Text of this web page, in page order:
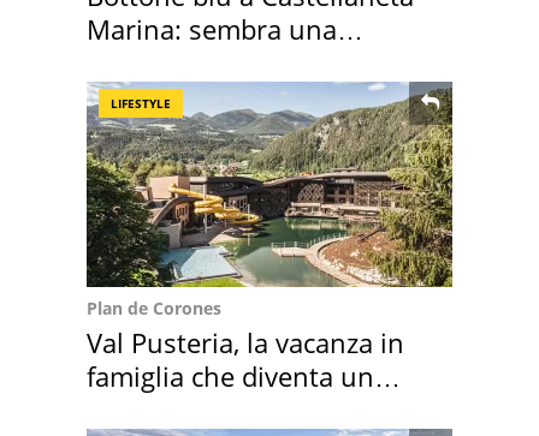
Marina: sembra una
LIFESTYLE
Plan de Corones
Val Pusteria, la vacanza in
famiglia che diventa un